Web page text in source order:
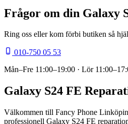
Frågor om din Galaxy
Ring oss eller kom förbi butiken så
010-750 05 53
Mån–Fre 11:00–19:00 · Lör
Galaxy S24 FE
Välkommen till Fancy Phone
professionell Galaxy S24 FE